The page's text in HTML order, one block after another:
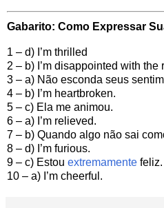
Gabarito: Como Expressar
1 – d) I’m thrilled
2 – b) I’m disappointed with the
3 – a) Não esconda seus
4 – b) I’m heartbroken.
5 – c) Ela me animou.
6 – a) I’m relieved.
7 – b) Quando algo não sai
8 – d) I’m furious.
9 – c) Estou extremamente feliz.
10 – a) I’m cheerful.